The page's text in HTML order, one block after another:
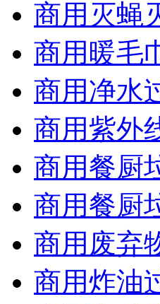
商用灭蝇
商用暖毛
商用净水
商用紫外
商用餐厨
商用餐厨
商用废弃
商用炸油